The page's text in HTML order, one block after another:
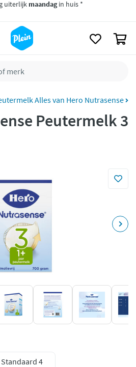
bezorging vanaf 35,- *
uiterlijkmaandag
retourneren
neutraal bezorgd
met Klarna
Alles van Hero Nutrasense
Peutermelk 3
Standaard 4